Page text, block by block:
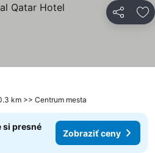
Zdieľať
km >> Centrum mesta
si presné
Zobraziť ceny